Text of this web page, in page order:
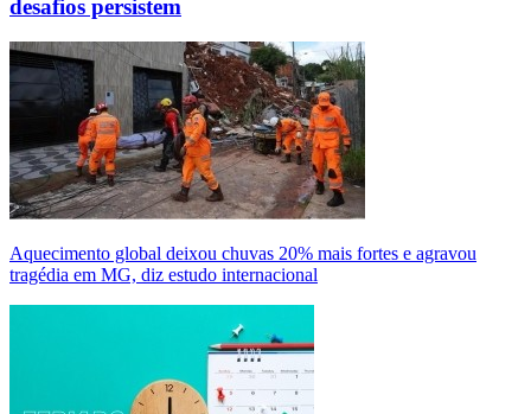
desafios persistem
Aquecimento global deixou chuvas 20% mais fortes e agravou
tragédia em MG, diz estudo internacional